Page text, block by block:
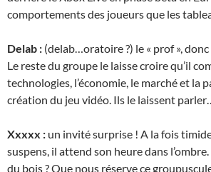
comportements des joueurs que les
Delab : (delab…oratoire ?) le « prof »,
Le reste du groupe le laisse croire qu’il
technologies, l’économie, le marché et la
création du jeu vidéo. Ils le laissent
Xxxxx : un invité surprise ! A la fois
suspens, il attend son heure dans
du bois ? Que nous réserve ce